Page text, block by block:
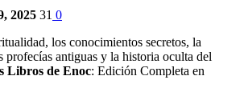
2025 31 0
los conocimientos secretos, la
profecías antiguas y la historia oculta del
Libros de Enoc: Edición Completa en